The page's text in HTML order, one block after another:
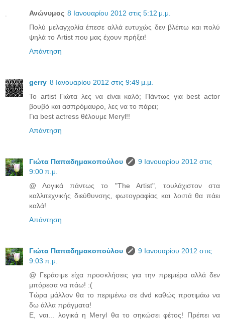
Ανώνυμος 8 Ιανουαρίου 2012 στις 5:12 μ.μ.
Πολύ μελαγχολία έπεσε αλλά ευτυχώς δεν βλέπω και πολύ
ψηλά το Artist που μας έχουν πρήξει!
Απάντηση
gerry 8 Ιανουαρίου 2012 στις 9:49 μ.μ.
To artist Γιώτα λες να είναι καλό; Πάντως για best actor
βουβό και ασπρόμαυρο, λες να το πάρει;
Για best actress θέλουμε Meryl!!
Απάντηση
Γιώτα Παπαδημακοπούλου
9 Ιανουαρίου 2012 στις
9:00 π.μ.
@ Λογικά πάντως το "The Artist", τουλάχιστον στα
καλλιτεχνικής διεύθυνσης, φωτογραφίας και λοιπά θα πάει
καλά!
Απάντηση
Γιώτα Παπαδημακοπούλου
9 Ιανουαρίου 2012 στις
9:03 π.μ.
@ Γεράσιμε είχα προσκλήσεις για την πρεμιέρα αλλά δεν
μπόρεσα να πάω! :(
Τώρα μάλλον θα το περιμένω σε dvd καθώς προτιμάω να
δω άλλα πράγματα!
Ε, ναι... λογικά η Meryl θα το σηκώσει φέτος! Πρέπει να